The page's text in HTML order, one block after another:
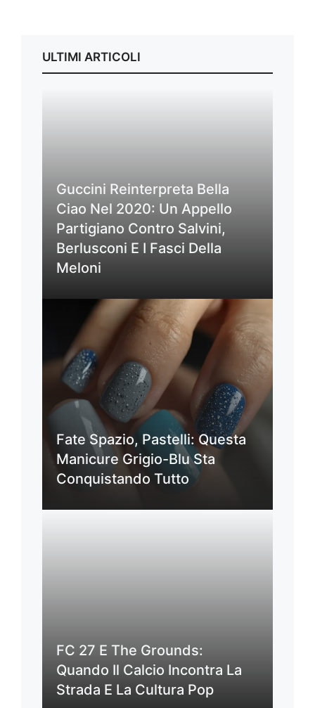
ULTIMI ARTICOLI
Guccini Reinterpreta Bella
Ciao Nel 2020: Un Appello
Partigiano Contro Salvini,
Berlusconi E I Fasci Della
Meloni
Fate Spazio, Pastelli: Questa
Manicure Grigio-Blu Sta
Conquistando Tutto
FC 27 E The Grounds:
Quando Il Calcio Incontra La
Strada E La Cultura Pop